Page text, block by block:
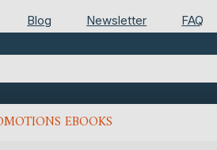
Blog Newsletter FAQ
EBOOKS